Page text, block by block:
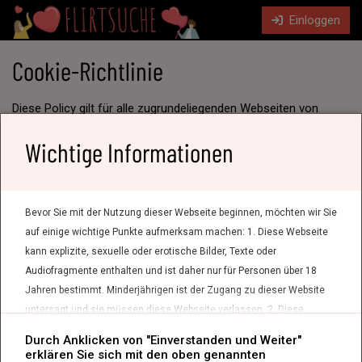
Einloggen
Cookie-Richtlinie
Diese Policy gilt für alle zugrundeliegenden Webseiten von
auf Ihrem Computer, Tablet und/oder Mobiltelefon (im
Folgenden: „Peripheriegeräte") über die Website von
erklären wir Ihnen, für welche Zwecke die gesammelten
Informationen verwendet werden. Wir empfehlen Ihnen daher,
diese Cookie-Erklärung sorgfältig zu lesen.
Was sind Cookies?
flirtsuche.com verwendet funktionale Cookies, die für die
Ausführung des von Ihnen angeforderten Dienstes notwendig
speichern). Darüber hinaus können – sofern Sie einwilligen –
Analyse- und Marketing-Technologien eingesetzt werden, um
Wichtige Informationen
Bevor Sie mit der Nutzung dieser Webseite beginnen, möchten wir Sie
auf einige wichtige Punkte aufmerksam machen: 1. Diese Webseite
kann explizite, sexuelle oder erotische Bilder, Texte oder
Audiofragmente enthalten und ist daher nur für Personen über 18
Jahren bestimmt. Minderjährigen ist der Zugang zu dieser Website
untersagt und sie müssen diese Webseite verlassen. 2. Diese
zwischen fiktiven Profilen und Nutzern und enthält daher teilweise
Durch Anklicken von "Einverstanden und Weiter"
erklären Sie sich mit den oben genannten